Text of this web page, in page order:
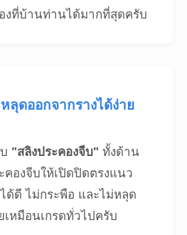
งที่บ้านท่านได้มากที่สุดครับ
ลุดออกจากรางได้ง่าย
"สลิงประคองจีบ" ทั้งด้าน
คองจีบให้เปิดปิดตรงแนว
ด้ดี ไม่กระพือ และไม่หลุด
เหมือนเกรดทั่วไปครับ